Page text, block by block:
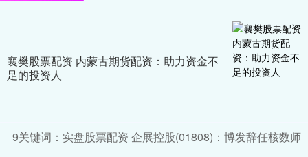
襄樊股票配资 内蒙古期货配资：助力资金不
足的投资人
9关键词：实盘股票配资 企展控股(01808)：博发辞任核数师